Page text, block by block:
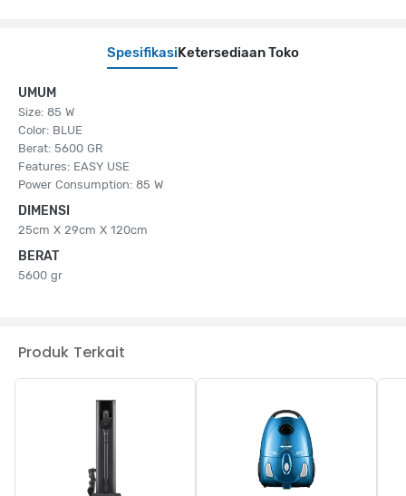
SpesifikasiKetersediaan Toko
UMUM
Size: 85 W
Color: BLUE
Berat: 5600 GR
Features: EASY USE
Power Consumption: 85 W
DIMENSI
25cm X 29cm X 120cm
BERAT
5600 gr
Produk Terkait